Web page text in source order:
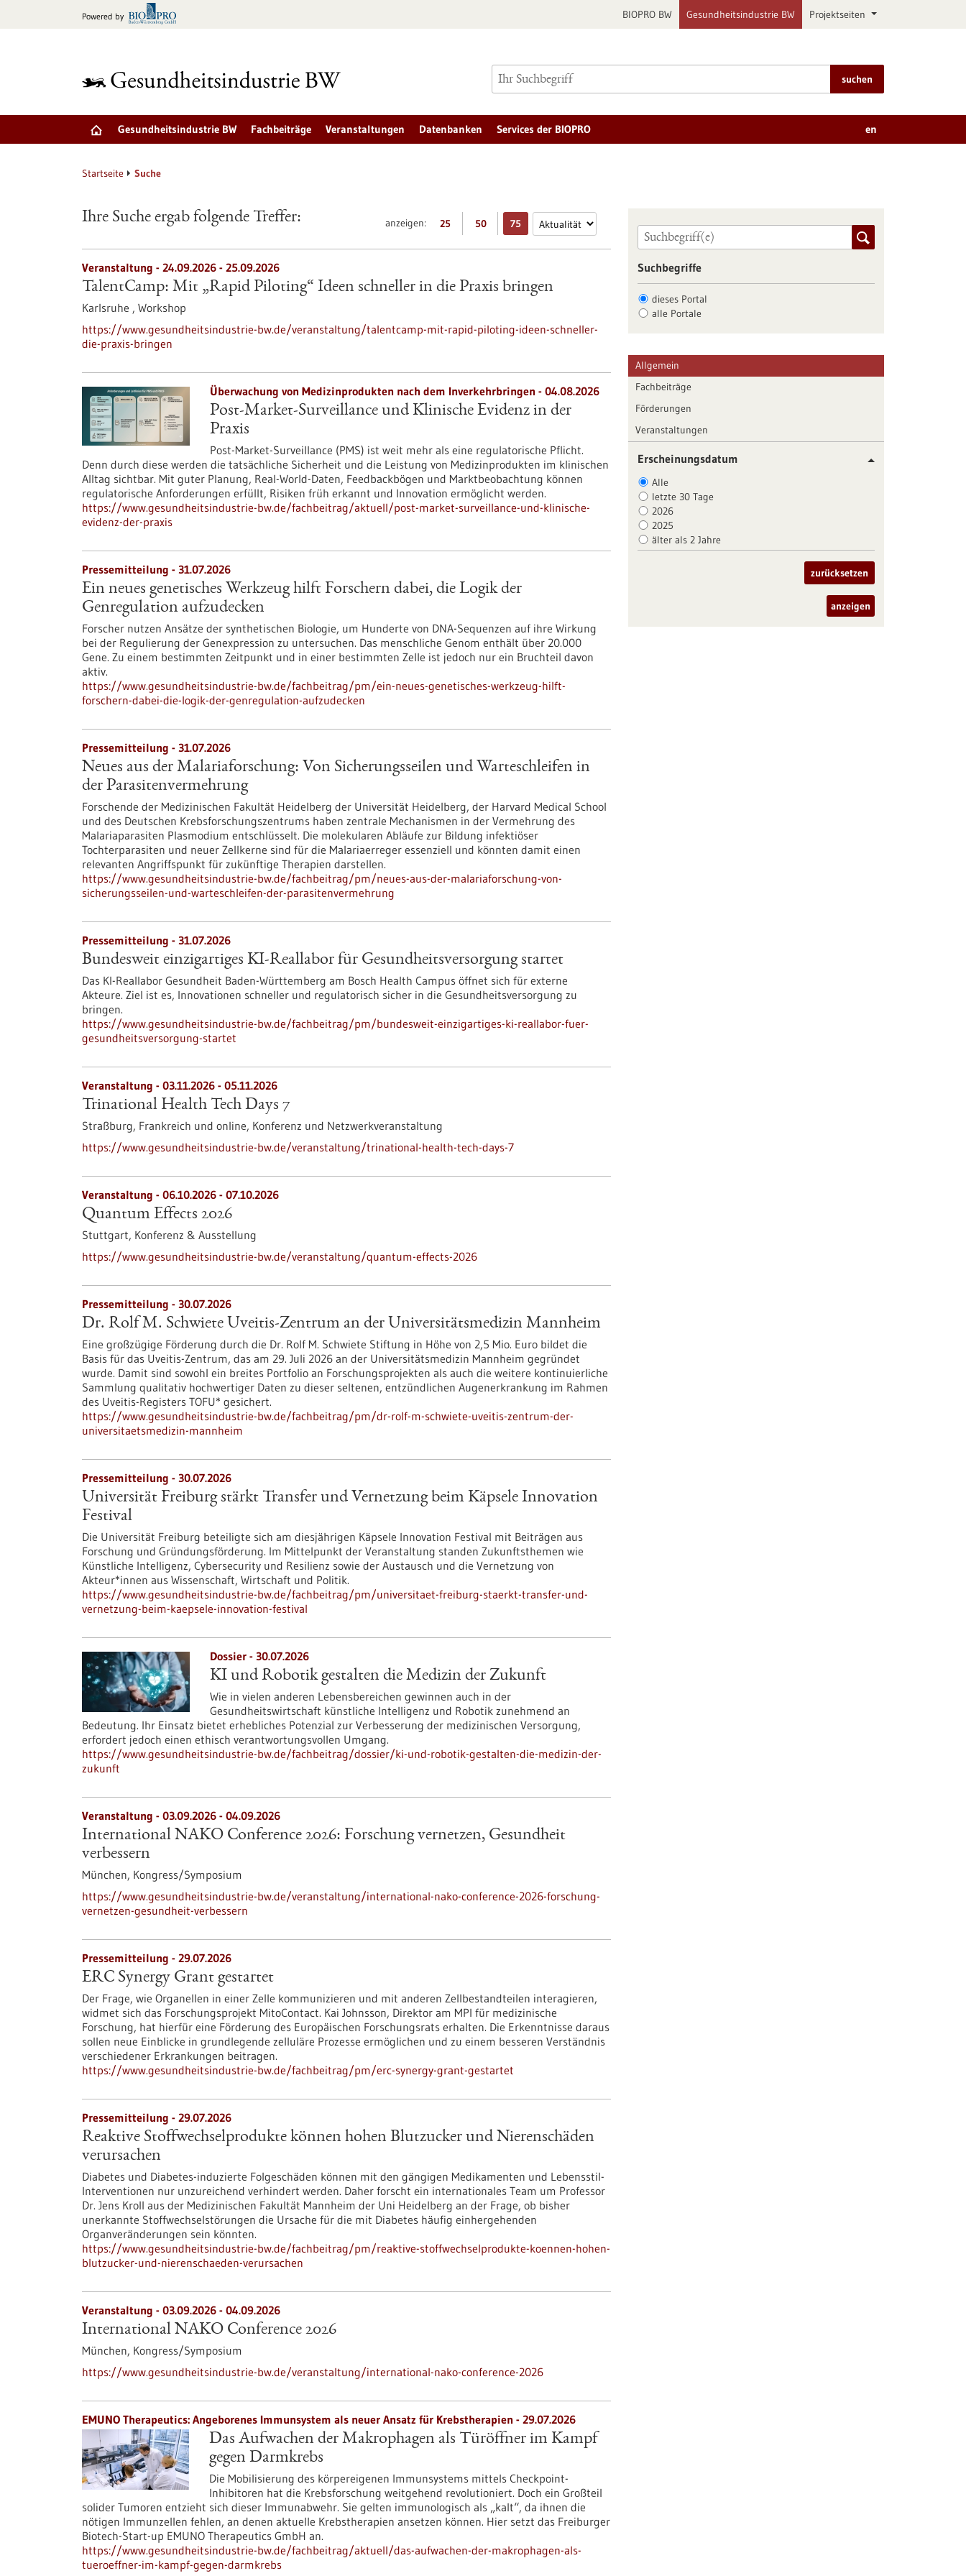
Powered by BIOPRO BW Gesundheitsindustrie BW Projektseiten
suchen
Gesundheitsindustrie BW Fachbeiträge Veranstaltungen Datenbanken Services der BIOPRO en
Startseite Suche
anzeigen: 25 50 75
Ihre Suche ergab folgende Treffer:
Veranstaltung - 24.09.2026 - 25.09.2026
TalentCamp: Mit „Rapid Piloting“ Ideen schneller in die Praxis bringen
Karlsruhe , Workshop
https://www.gesundheitsindustrie-bw.de/veranstaltung/talentcamp-mit-rapid-piloting-ideen-schneller-
die-praxis-bringen
Überwachung von Medizinprodukten nach dem Inverkehrbringen - 04.08.2026
Post-Market-Surveillance und Klinische Evidenz in der
Praxis
Post-Market-Surveillance (PMS) ist weit mehr als eine regulatorische Pflicht.
Denn durch diese werden die tatsächliche Sicherheit und die Leistung von Medizinprodukten im klinischen
Alltag sichtbar. Mit guter Planung, Real-World-Daten, Feedbackbögen und Marktbeobachtung können
regulatorische Anforderungen erfüllt, Risiken früh erkannt und Innovation ermöglicht werden.
https://www.gesundheitsindustrie-bw.de/fachbeitrag/aktuell/post-market-surveillance-und-klinische-
evidenz-der-praxis
Pressemitteilung - 31.07.2026
Ein neues genetisches Werkzeug hilft Forschern dabei, die Logik der
Genregulation aufzudecken
Forscher nutzen Ansätze der synthetischen Biologie, um Hunderte von DNA-Sequenzen auf ihre Wirkung
bei der Regulierung der Genexpression zu untersuchen. Das menschliche Genom enthält über 20.000
Gene. Zu einem bestimmten Zeitpunkt und in einer bestimmten Zelle ist jedoch nur ein Bruchteil davon
aktiv.
https://www.gesundheitsindustrie-bw.de/fachbeitrag/pm/ein-neues-genetisches-werkzeug-hilft-
forschern-dabei-die-logik-der-genregulation-aufzudecken
Pressemitteilung - 31.07.2026
Neues aus der Malariaforschung: Von Sicherungsseilen und Warteschleifen in
der Parasitenvermehrung
Forschende der Medizinischen Fakultät Heidelberg der Universität Heidelberg, der Harvard Medical School
und des Deutschen Krebsforschungszentrums haben zentrale Mechanismen in der Vermehrung des
Malariaparasiten Plasmodium entschlüsselt. Die molekularen Abläufe zur Bildung infektiöser
Tochterparasiten und neuer Zellkerne sind für die Malariaerreger essenziell und könnten damit einen
relevanten Angriffspunkt für zukünftige Therapien darstellen.
https://www.gesundheitsindustrie-bw.de/fachbeitrag/pm/neues-aus-der-malariaforschung-von-
sicherungsseilen-und-warteschleifen-der-parasitenvermehrung
Pressemitteilung - 31.07.2026
Bundesweit einzigartiges KI-Reallabor für Gesundheits­versorgung startet
Das KI-Reallabor Gesundheit Baden-Württemberg am Bosch Health Campus öffnet sich für externe
Akteure. Ziel ist es, Innovationen schneller und regulatorisch sicher in die Gesundheitsversorgung zu
bringen.
https://www.gesundheitsindustrie-bw.de/fachbeitrag/pm/bundesweit-einzigartiges-ki-reallabor-fuer-
gesundheitsversorgung-startet
Veranstaltung - 03.11.2026 - 05.11.2026
Trinational Health Tech Days 7
Straßburg, Frankreich und online, Konferenz und Netzwerkveranstaltung
https://www.gesundheitsindustrie-bw.de/veranstaltung/trinational-health-tech-days-7
Veranstaltung - 06.10.2026 - 07.10.2026
Quantum Effects 2026
Stuttgart, Konferenz & Ausstellung
https://www.gesundheitsindustrie-bw.de/veranstaltung/quantum-effects-2026
Pressemitteilung - 30.07.2026
Dr. Rolf M. Schwiete Uveitis-Zentrum an der Universitätsmedizin Mannheim
Eine großzügige Förderung durch die Dr. Rolf M. Schwiete Stiftung in Höhe von 2,5 Mio. Euro bildet die
Basis für das Uveitis-Zentrum, das am 29. Juli 2026 an der Universitätsmedizin Mannheim gegründet
wurde. Damit sind sowohl ein breites Portfolio an Forschungsprojekten als auch die weitere kontinuierliche
Sammlung qualitativ hochwertiger Daten zu dieser seltenen, entzündlichen Augenerkrankung im Rahmen
des Uveitis-Registers TOFU* gesichert.
https://www.gesundheitsindustrie-bw.de/fachbeitrag/pm/dr-rolf-m-schwiete-uveitis-zentrum-der-
universitaetsmedizin-mannheim
Pressemitteilung - 30.07.2026
Universität Freiburg stärkt Transfer und Vernetzung beim Käpsele Innovation
Festival
Die Universität Freiburg beteiligte sich am diesjährigen Käpsele Innovation Festival mit Beiträgen aus
Forschung und Gründungsförderung. Im Mittelpunkt der Veranstaltung standen Zukunftsthemen wie
Künstliche Intelligenz, Cybersecurity und Resilienz sowie der Austausch und die Vernetzung von
Akteur*innen aus Wissenschaft, Wirtschaft und Politik.
https://www.gesundheitsindustrie-bw.de/fachbeitrag/pm/universitaet-freiburg-staerkt-transfer-und-
vernetzung-beim-kaepsele-innovation-festival
Dossier - 30.07.2026
KI und Robotik gestalten die Medizin der Zukunft
Wie in vielen anderen Lebensbereichen gewinnen auch in der
Gesundheitswirtschaft künstliche Intelligenz und Robotik zunehmend an
Bedeutung. Ihr Einsatz bietet erhebliches Potenzial zur Verbesserung der medizinischen Versorgung,
erfordert jedoch einen ethisch verantwortungsvollen Umgang.
https://www.gesundheitsindustrie-bw.de/fachbeitrag/dossier/ki-und-robotik-gestalten-die-medizin-der-
zukunft
Veranstaltung - 03.09.2026 - 04.09.2026
International NAKO Conference 2026: Forschung vernetzen, Gesundheit
verbessern
München, Kongress/Symposium
https://www.gesundheitsindustrie-bw.de/veranstaltung/international-nako-conference-2026-forschung-
vernetzen-gesundheit-verbessern
Pressemitteilung - 29.07.2026
ERC Synergy Grant gestartet
Der Frage, wie Organellen in einer Zelle kommunizieren und mit anderen Zellbestandteilen interagieren,
widmet sich das Forschungsprojekt MitoContact. Kai Johnsson, Direktor am MPI für medizinische
Forschung, hat hierfür eine Förderung des Europäischen Forschungsrats erhalten. Die Erkenntnisse daraus
sollen neue Einblicke in grundlegende zelluläre Prozesse ermöglichen und zu einem besseren Verständnis
verschiedener Erkrankungen beitragen.
https://www.gesundheitsindustrie-bw.de/fachbeitrag/pm/erc-synergy-grant-gestartet
Pressemitteilung - 29.07.2026
Reaktive Stoffwechselprodukte können hohen Blutzucker und Nierenschäden
verursachen
Diabetes und Diabetes-induzierte Folgeschäden können mit den gängigen Medikamenten und Lebensstil-
Interventionen nur unzureichend verhindert werden. Daher forscht ein internationales Team um Professor
Dr. Jens Kroll aus der Medizinischen Fakultät Mannheim der Uni Heidelberg an der Frage, ob bisher
unerkannte Stoffwechselstörungen die Ursache für die mit Diabetes häufig einhergehenden
Organveränderungen sein könnten.
https://www.gesundheitsindustrie-bw.de/fachbeitrag/pm/reaktive-stoffwechselprodukte-koennen-hohen-
blutzucker-und-nierenschaeden-verursachen
Veranstaltung - 03.09.2026 - 04.09.2026
International NAKO Conference 2026
München, Kongress/Symposium
https://www.gesundheitsindustrie-bw.de/veranstaltung/international-nako-conference-2026
EMUNO Therapeutics: Angeborenes Immunsystem als neuer Ansatz für Krebstherapien - 29.07.2026
Das Aufwachen der Makrophagen als Türöffner im Kampf
gegen Darmkrebs
Die Mobilisierung des körpereigenen Immunsystems mittels Checkpoint-
Inhibitoren hat die Krebsforschung weitgehend revolutioniert. Doch ein Großteil
solider Tumoren entzieht sich dieser Immunabwehr. Sie gelten immunologisch als „kalt“, da ihnen die
nötigen Immunzellen fehlen, an denen aktuelle Krebstherapien ansetzen können. Hier setzt das Freiburger
Biotech-Start-up EMUNO Therapeutics GmbH an.
https://www.gesundheitsindustrie-bw.de/fachbeitrag/aktuell/das-aufwachen-der-makrophagen-als-
tueroeffner-im-kampf-gegen-darmkrebs
Suchbegriffe
dieses Portal
alle Portale
Allgemein
Fachbeiträge
Förderungen
Veranstaltungen
Erscheinungsdatum
Alle
letzte 30 Tage
2026
2025
älter als 2 Jahre
zurücksetzen
anzeigen